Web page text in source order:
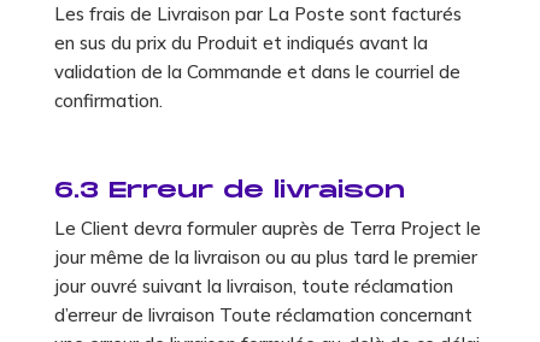
Les frais de Livraison par La Poste sont facturés
en sus du prix du Produit et indiqués avant la
validation de la Commande et dans le courriel de
confirmation.
6.3 Erreur de livraison
Le Client devra formuler auprès de Terra Project le
jour même de la livraison ou au plus tard le premier
jour ouvré suivant la livraison, toute réclamation
d’erreur de livraison Toute réclamation concernant